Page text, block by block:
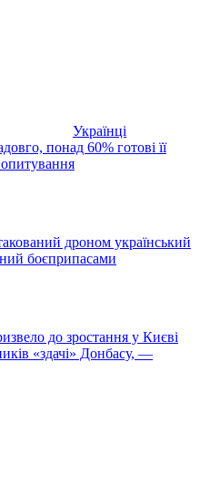
Українці
понад 60% готові її
дроном український
боєприпасами
до зростання у Києві
«здачі» Донбасу, —